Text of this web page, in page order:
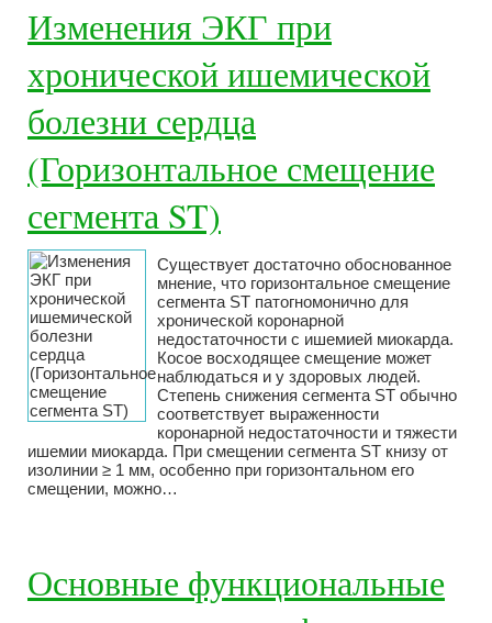
Изменения ЭКГ при
хронической ишемической
болезни сердца
(Горизонтальное смещение
сегмента ST)
Существует достаточно обоснованное
мнение, что горизонтальное смещение
сегмента ST патогномонично для
хронической коронарной
недостаточности с ишемией миокарда.
Косое восходящее смещение может
наблюдаться и у здоровых людей.
Степень снижения сегмента ST обычно
соответствует выраженности
коронарной недостаточности и тяжести
ишемии миокарда. При смещении сегмента ST книзу от
изолинии ≥ 1 мм, особенно при горизонтальном его
смещении, можно…
Основные функциональные